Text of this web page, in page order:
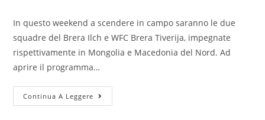
In questo weekend a scendere in campo saranno le due
squadre del Brera Ilch e WFC Brera Tiverija, impegnate
rispettivamente in Mongolia e Macedonia del Nord. Ad
aprire il programma…
Continua A Leggere